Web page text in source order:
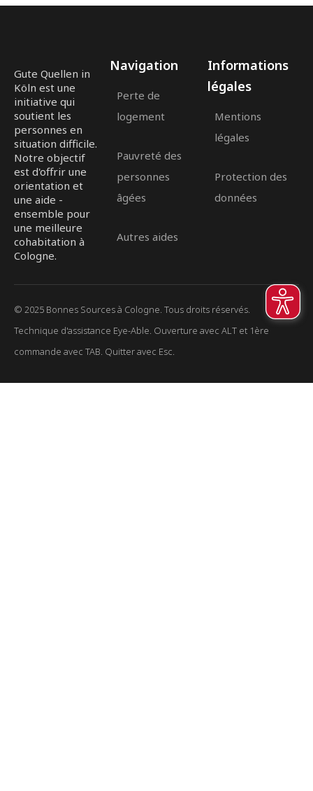
Gute Quellen in
Köln est une
initiative qui
soutient les
personnes en
situation difficile.
Notre objectif
est d'offrir une
orientation et
une aide -
ensemble pour
une meilleure
cohabitation à
Cologne.
Navigation
Perte de
logement
Pauvreté des
personnes
âgées
Autres aides
Informations
légales
Mentions
légales
Protection des
données
© 2025 Bonnes Sources à Cologne. Tous droits réservés.
Technique d'assistance Eye-Able. Ouverture avec ALT et 1ère
commande avec TAB. Quitter avec Esc.